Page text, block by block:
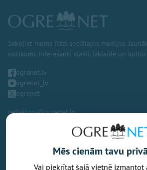
Sekojiet mums līdzi sociālajos medijos.
notikumi, interesanti stāsti, izklaide un
ogrenet.lv
ogrenet_lv
ogrenet
redaktors@ogrenet.lv
Mēs cienām tavu
Vai piekrītat šajā vietnē